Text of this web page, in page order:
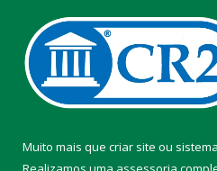
Muito mais que criar site ou